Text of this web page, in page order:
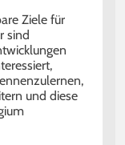
Ziele für
sind
und diese